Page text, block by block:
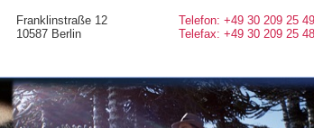
Telefon: +49 30 209 25
Telefax: +49 30 209 25
Franklinstraße 12
10587 Berlin